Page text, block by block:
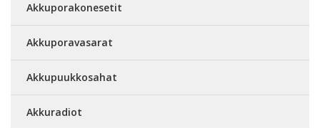
Akkuporakonesetit
Akkuporavasarat
Akkupuukkosahat
Akkuradiot